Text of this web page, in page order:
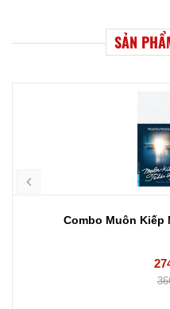
SẢN
Combo Muôn Kiếp